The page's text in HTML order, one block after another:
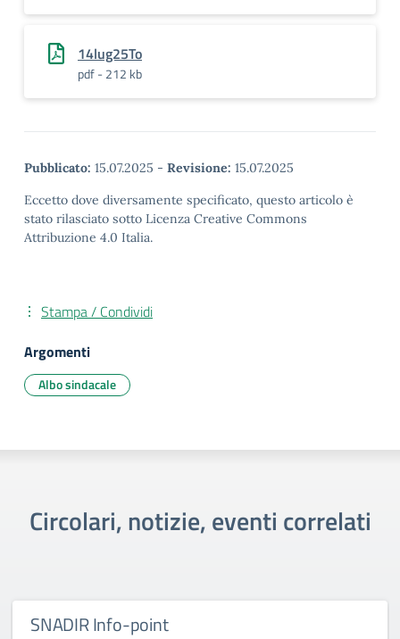
14lug25To
pdf - 212 kb
Pubblicato: 15.07.2025 - Revisione: 15.07.2025
Eccetto dove diversamente specificato, questo articolo è
stato rilasciato sotto Licenza Creative Commons
Attribuzione 4.0 Italia.
Stampa / Condividi
Argomenti
Albo sindacale
Circolari, notizie, eventi correlati
SNADIR Info-point